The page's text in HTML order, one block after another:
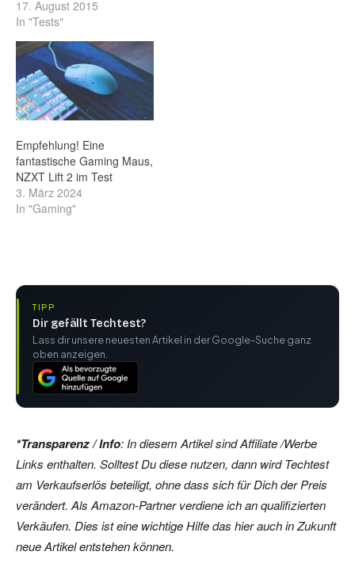
17. August 2015
In "Tests"
Empfehlung! Eine
fantastische Gaming Maus,
NZXT Lift 2 im Test
3. März 2024
In "Gaming"
TIPP
Dir gefällt Techtest?
Lass dir unsere neuesten Artikel in der Google-Suche ganz
oben anzeigen.
*Transparenz / Info: In diesem Artikel sind Affiliate /Werbe
Links enthalten. Solltest Du diese nutzen, dann wird Techtest
am Verkaufserlös beteiligt, ohne dass sich für Dich der Preis
verändert. Als Amazon-Partner verdiene ich an qualifizierten
Verkäufen. Dies ist eine wichtige Hilfe das hier auch in Zukunft
neue Artikel entstehen können.